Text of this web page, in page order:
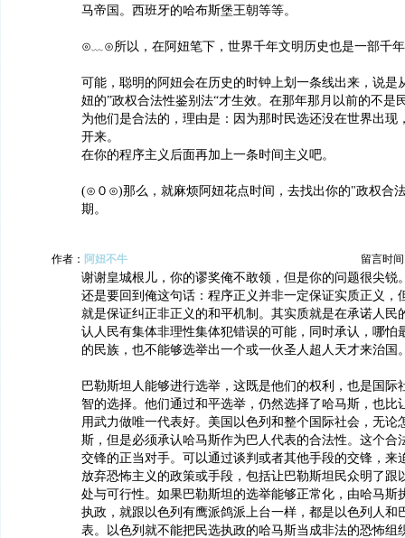
马帝国。西班牙的哈布斯堡王朝等等。
⊙﹏⊙所以，在阿妞笔下，世界千年文明历史也是一部千
可能，聪明的阿妞会在历史的时钟上划一条线出来，说是
妞的”政权合法性鉴别法“才生效。在那年那月以前的不是
为他们是合法的，理由是：因为那时民选还没在世界出现
开来。
在你的程序主义后面再加上一条时间主义吧。
(⊙０⊙)那么，就麻烦阿妞花点时间，去找出你的"政权合
期。
作者： 阿妞不牛 留言时间
谢谢皇城根儿，你的谬奖俺不敢领，但是你的问题很尖锐
还是要回到俺这句话：程序正义并非一定保证实质正义，
就是保证纠正非正义的和平机制。其实质就是在承诺人民
认人民有集体非理性集体犯错误的可能，同时承认，哪怕
的民族，也不能够选举出一个或一伙圣人超人天才来治国
巴勒斯坦人能够进行选举，这既是他们的权利，也是国际
智的选择。他们通过和平选举，仍然选择了哈马斯，也比
用武力做唯一代表好。美国以色列和整个国际社会，无论
斯，但是必须承认哈马斯作为巴人代表的合法性。这个合
交锋的正当对手。可以通过谈判或者其他手段的交锋，来
放弃恐怖主义的政策或手段，包括让巴勒斯坦民众明了跟
处与可行性。如果巴勒斯坦的选举能够正常化，由哈马斯
执政，就跟以色列有鹰派鸽派上台一样，都是以色列人和
表。以色列就不能把民选执政的哈马斯当成非法的恐怖组